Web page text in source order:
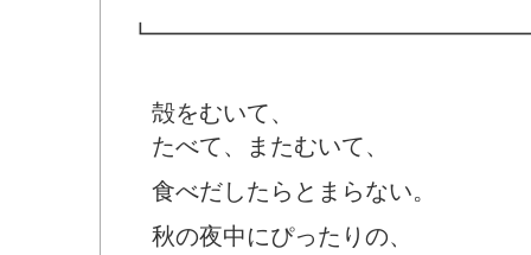
殻をむいて、
たべて、またむいて、
食べだしたらとまらない。
秋の夜中にぴったりの、